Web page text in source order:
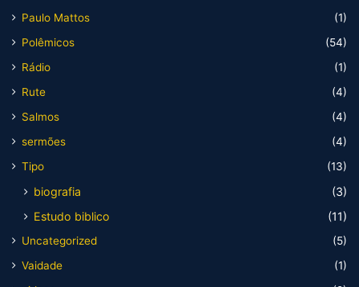
Paulo Mattos
(1)
Polêmicos
(54)
Rádio
(1)
Rute
(4)
Salmos
(4)
sermões
(4)
Tipo
(13)
biografia
(3)
Estudo biblico
(11)
Uncategorized
(5)
Vaidade
(1)